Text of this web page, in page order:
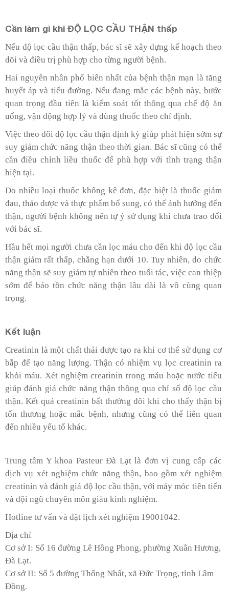
Cần làm gì khi ĐỘ LỌC CẦU THẬN thấp
Nếu độ lọc cầu thận thấp, bác sĩ sẽ xây dựng kế hoạch theo
dõi và điều trị phù hợp cho từng người bệnh.
Hai nguyên nhân phổ biến nhất của bệnh thận mạn là tăng
huyết áp và tiểu đường. Nếu đang mắc các bệnh này, bước
quan trọng đầu tiên là kiểm soát tốt thông qua chế độ ăn
uống, vận động hợp lý và dùng thuốc theo chỉ định.
Việc theo dõi độ lọc cầu thận định kỳ giúp phát hiện sớm sự
suy giảm chức năng thận theo thời gian. Bác sĩ cũng có thể
cần điều chỉnh liều thuốc để phù hợp với tình trạng thận
hiện tại.
Do nhiều loại thuốc không kê đơn, đặc biệt là thuốc giảm
đau, thảo dược và thực phẩm bổ sung, có thể ảnh hưởng đến
thận, người bệnh không nên tự ý sử dụng khi chưa trao đổi
với bác sĩ.
Hầu hết mọi người chưa cần lọc máu cho đến khi độ lọc cầu
thận giảm rất thấp, chẳng hạn dưới 10. Tuy nhiên, do chức
năng thận sẽ suy giảm tự nhiên theo tuổi tác, việc can thiệp
sớm để bảo tồn chức năng thận lâu dài là vô cùng quan
trọng.
Kết luận
Creatinin là một chất thải được tạo ra khi cơ thể sử dụng cơ
bắp để tạo năng lượng. Thận có nhiệm vụ lọc creatinin ra
khỏi máu. Xét nghiệm creatinin trong máu hoặc nước tiểu
giúp đánh giá chức năng thận thông qua chỉ số độ lọc cầu
thận. Kết quả creatinin bất thường đôi khi cho thấy thận bị
tổn thương hoặc mắc bệnh, nhưng cũng có thể liên quan
đến nhiều yếu tố khác.
Trung tâm Y khoa Pasteur Đà Lạt là đơn vị cung cấp các
dịch vụ xét nghiệm chức năng thận, bao gồm xét nghiệm
creatinin và đánh giá độ lọc cầu thận, với máy móc tiên tiến
và đội ngũ chuyên môn giàu kinh nghiệm.
Hotline tư vấn và đặt lịch xét nghiệm 19001042.
Địa chỉ
Cơ sở I: Số 16 đường Lê Hồng Phong, phường Xuân Hương,
Đà Lạt.
Cơ sở II: Số 5 đường Thống Nhất, xã Đức Trọng, tỉnh Lâm
Đồng.